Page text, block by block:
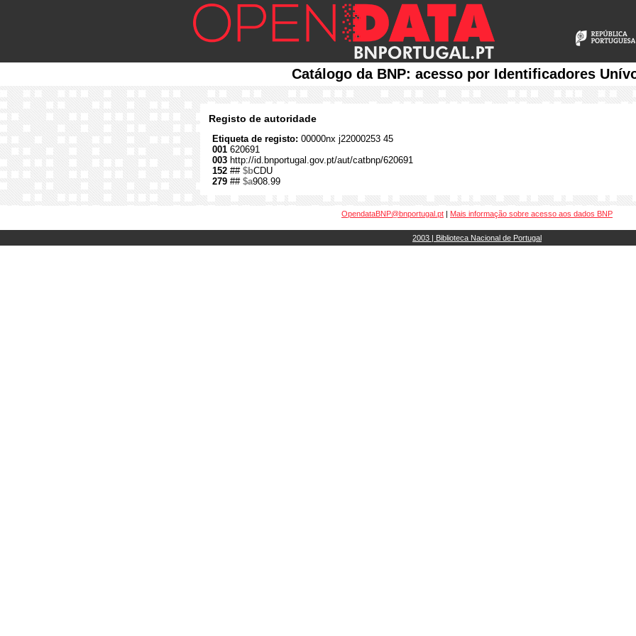
Catálogo da BNP: acesso por Identificadores
Registo de autoridade
Etiqueta de registo: 00000nx j22000253 45
001 620691
003 http://id.bnportugal.gov.pt/aut/catbnp/620691
152 ## $bCDU
279 ## $a908.99
OpendataBNP@bnportugal.pt | Mais informação sobre acesso aos dados BNP
2003 | Biblioteca Nacional de Portugal